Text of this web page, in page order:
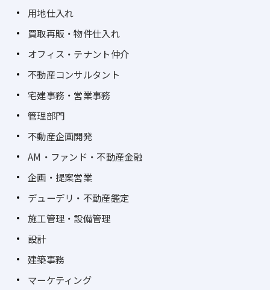
用地仕入れ
買取再販・物件仕入れ
オフィス・テナント仲介
不動産コンサルタント
宅建事務・営業事務
管理部門
不動産企画開発
AM・ファンド・不動産金融
企画・提案営業
デューデリ・不動産鑑定
施工管理・設備管理
設計
建築事務
マーケティング